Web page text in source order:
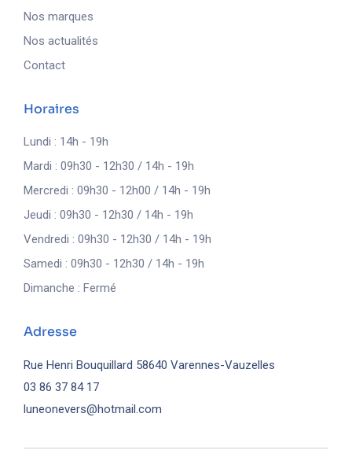
Nos marques
Nos actualités
Contact
Horaires
Lundi : 14h - 19h
Mardi : 09h30 - 12h30 / 14h - 19h
Mercredi : 09h30 - 12h00 / 14h - 19h
Jeudi : 09h30 - 12h30 / 14h - 19h
Vendredi : 09h30 - 12h30 / 14h - 19h
Samedi : 09h30 - 12h30 / 14h - 19h
Dimanche : Fermé
Adresse
Rue Henri Bouquillard 58640 Varennes-Vauzelles
03 86 37 84 17
luneonevers@hotmail.com